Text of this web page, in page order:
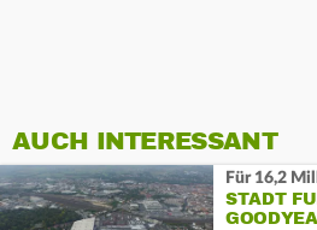
AUCH INTERESSANT
Für 16,2
STADT